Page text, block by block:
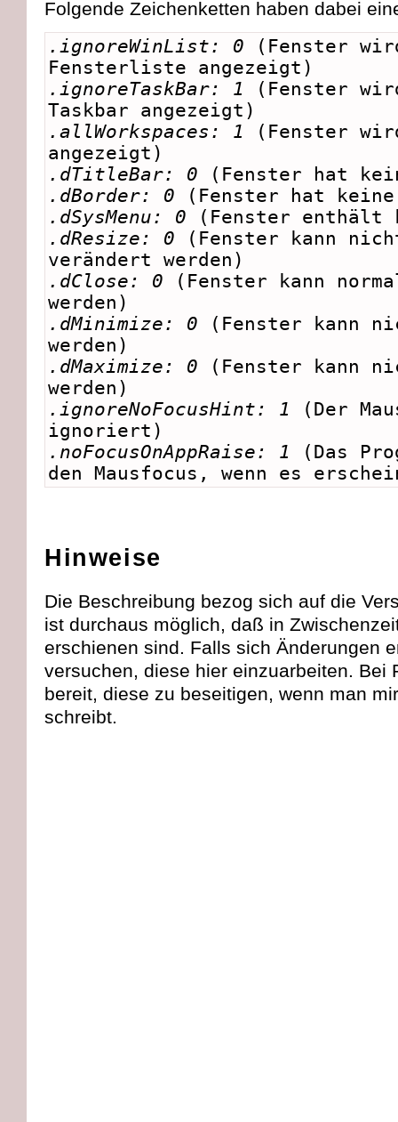
Folgende Zeichenketten haben dabei
.ignoreWinList: 0 (Fenster
Fensterliste angezeigt)
.ignoreTaskBar: 1
(Fenster
Taskbar angezeigt)
.allWorkspaces: 1
(Fenster
angezeigt)
.dTitleBar: 0 (Fenster hat
.dBorder: 0 (Fenster hat keine
.dSysMenu: 0 (Fenster enthält
.dResize: 0 (Fenster kann
verändert werden)
.dClose: 0 (Fenster kann
werden)
.dMinimize: 0 (Fenster kann
werden)
.dMaximize: 0 (Fenster kann
werden)
.ignoreNoFocusHint: 1
(Der
ignoriert)
.noFocusOnAppRaise: 1
(Das
den Mausfocus, wenn es
Hinweise
Die Beschreibung bezog sich auf die
ist durchaus möglich, daß in
erschienen sind. Falls sich Änderungen
versuchen, diese hier einzuarbeiten. Bei
bereit, diese zu beseitigen, wenn man
schreibt.